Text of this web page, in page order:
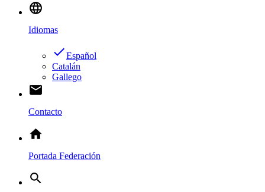
language
Idiomas
doneEspañol
Catalán
Gallego
email
Contacto
home
Portada Federación
search